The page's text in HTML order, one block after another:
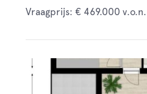
Vraagprijs: € 469.000 v.o.n.